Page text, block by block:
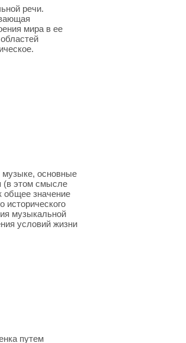
речи.
мира в ее
музыке, основные
(в этом смысле
общее значение
исторического
музыкальной
условий жизни
путем